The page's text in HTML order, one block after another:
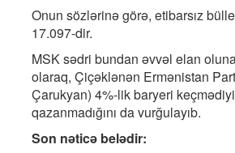
Onun sözlərinə görə, etibarsız
17.097-dir.
MSK sədri bundan əvvəl elan
olaraq, Çiçəklənən Ermənistan
Çarukyan) 4%-lik baryeri
qazanmadığını da vurğulayıb.
Son nəticə belədir: